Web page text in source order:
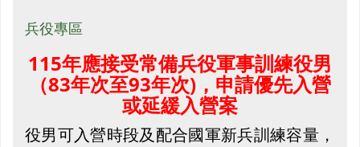
兵役專區
115年應接受常備兵役軍事訓練役男
（83年次至93年次)，申請優先入營
或延緩入營案
役男可入營時段及配合國軍新兵訓練容量，